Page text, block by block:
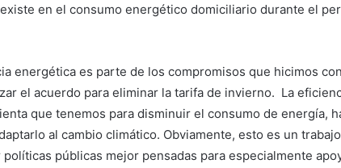
en el consumo energético domiciliario durante el
energética es parte de los compromisos que hicimos
el acuerdo para eliminar la tarifa de invierno. La
que tenemos para disminuir el consumo de energía,
al cambio climático. Obviamente, esto es un
públicas mejor pensadas para especialmente